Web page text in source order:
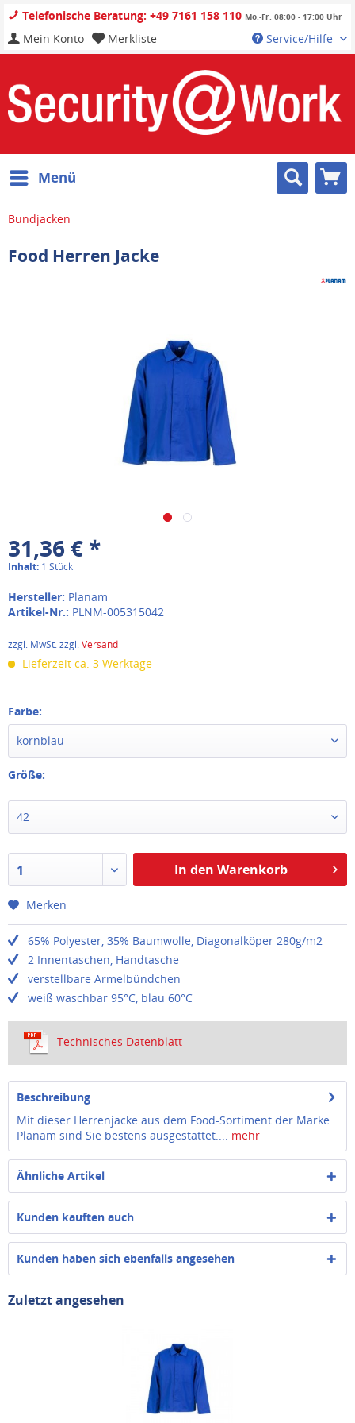
Telefonische Beratung: +49 7161 158 110 Mo.-Fr. 08:00 - 17:00 Uhr
Service/Hilfe
Mein Konto Merkliste
Menü
Bundjacken
Food Herren Jacke
31,36 € *
Inhalt: 1 Stück
Hersteller: Planam
Artikel-Nr.: PLNM-005315042
zzgl. MwSt. zzgl.Versand
Lieferzeit ca. 3 Werktage
Farbe:
kornblau
Größe:
42
1 In den Warenkorb
Merken
65% Polyester, 35% Baumwolle, Diagonalköper 280g/m2
2 Innentaschen, Handtasche
verstellbare Ärmelbündchen
weiß waschbar 95°C, blau 60°C
Technisches Datenblatt
Beschreibung
Mit dieser Herrenjacke aus dem Food-Sortiment der Marke
Planam sind Sie bestens ausgestattet.... mehr
Ähnliche Artikel
Kunden kauften auch
Kunden haben sich ebenfalls angesehen
Zuletzt angesehen